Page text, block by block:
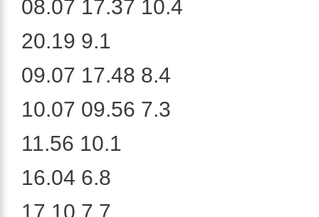
08.07 17.37 10.4
20.19 9.1
09.07 17.48 8.4
10.07 09.56 7.3
11.56 10.1
16.04 6.8
17.10 7.7